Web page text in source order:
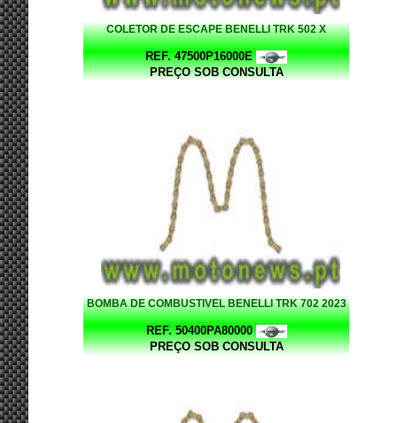
COLETOR DE ESCAPE BENELLI TRK 502 X
REF. 47500P16000E
PREÇO SOB CONSULTA
BOMBA DE COMBUSTIVEL BENELLI TRK 702 2023
REF. 50400PA80000
PREÇO SOB CONSULTA